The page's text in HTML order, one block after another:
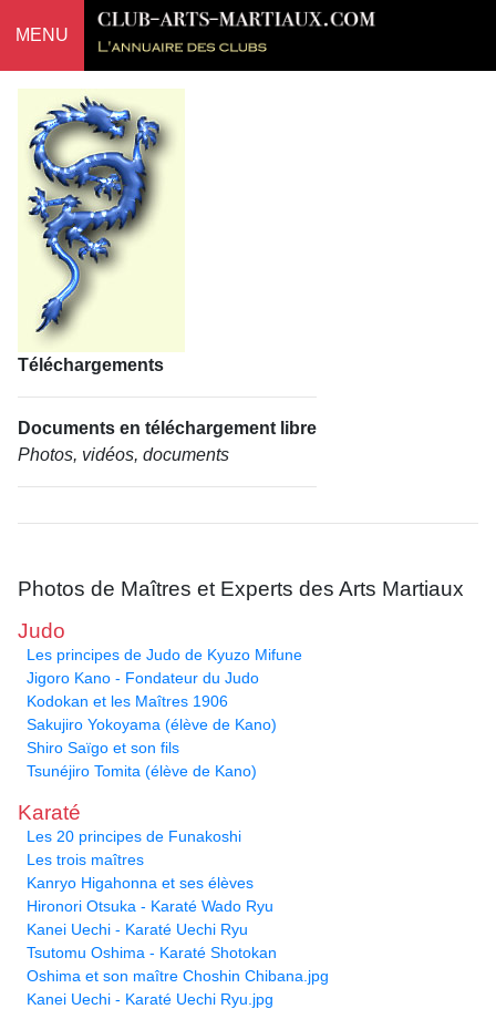
MENU
Téléchargements
Documents en téléchargement libre
Photos, vidéos, documents
Photos de Maîtres et Experts des Arts Martiaux
Judo
Les principes de Judo de Kyuzo Mifune
Jigoro Kano - Fondateur du Judo
Kodokan et les Maîtres 1906
Sakujiro Yokoyama (élève de Kano)
Shiro Saïgo et son fils
Tsunéjiro Tomita (élève de Kano)
Karaté
Les 20 principes de Funakoshi
Les trois maîtres
Kanryo Higahonna et ses élèves
Hironori Otsuka - Karaté Wado Ryu
Kanei Uechi - Karaté Uechi Ryu
Tsutomu Oshima - Karaté Shotokan
Oshima et son maître Choshin Chibana.jpg
Kanei Uechi - Karaté Uechi Ryu.jpg